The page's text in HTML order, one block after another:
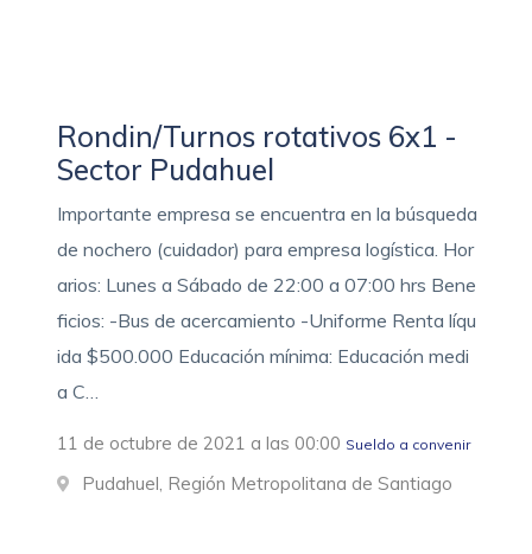
Rondin/Turnos rotativos 6x1 -
Sector Pudahuel
Importante empresa se encuentra en la búsqueda
de nochero (cuidador) para empresa logística. Hor
arios: Lunes a Sábado de 22:00 a 07:00 hrs Bene
ficios: -Bus de acercamiento -Uniforme Renta líqu
ida $500.000 Educación mínima: Educación medi
a C…
11 de octubre de 2021 a las 00:00 Sueldo a convenir
Pudahuel, Región Metropolitana de Santiago